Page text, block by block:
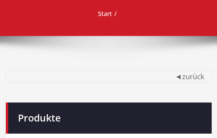
Start
◄zurück
Produkte